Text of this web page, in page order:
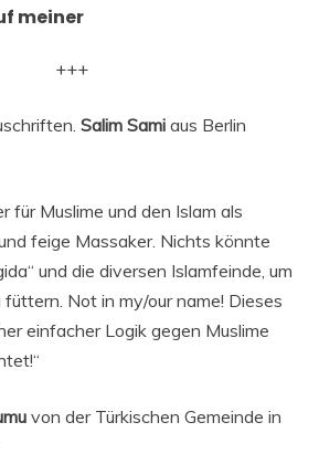
meiner
+++
Salim Sami aus Berlin
für Muslime und den Islam als
feige Massaker. Nichts könnte
und die diversen Islamfeinde, um
Not in my/our name! Dieses
einfacher Logik gegen Muslime
von der Türkischen Gemeinde in